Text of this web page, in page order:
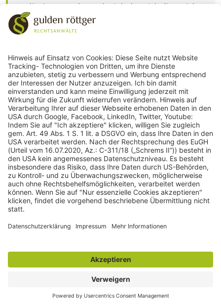
zulässig, wenn der Rechtsinhaber sich diese nicht
vorbehalten hat. Ein
online zugänglichen Werken ist nur dann
erfolgt.
Beispiel für einen Nutzungsvorbehalt nach § 44b Satz 3
UrhG im Impressum:
(Name des Verantwortlichen für diese Homepage sind gem. §
5 TMG) behält sich eine Nutzung seiner/ihrer Inhalte für
kommerzielles Text- und Data-Mining im Sinne von § 44b
UrhG ausdrücklich vor. Für den Erwerb einer entsprechenden
Nutzungslizenz wenden Sie sich bitte an (Name des
Verantwortlichen für diese Homepage sind gem. § 5 TMG)
Eine andereMöglichkeit ist die Verwendung so
genannter “Robots Exclusion Standards” oder
“Robots.txt”. Dabei handelt es sich um eine Datei, die
auf deinem Webserver hinterlegt wird und die
welche Bereiche deiner Website sie nicht indexieren
sollen.